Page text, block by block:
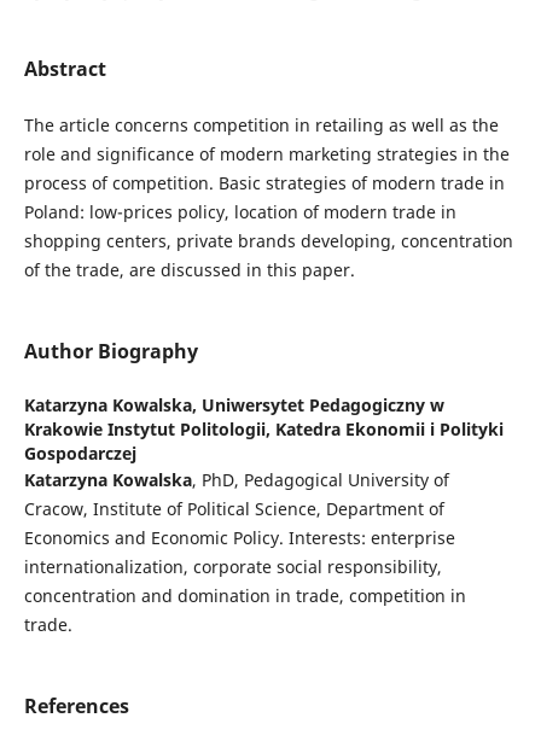
Abstract
The article concerns competition in retailing as well as the
role and significance of modern marketing strategies in the
process of competition. Basic strategies of modern trade in
Poland: low-prices policy, location of modern trade in
shopping centers, private brands developing, concentration
of the trade, are discussed in this paper.
Author Biography
Katarzyna Kowalska, Uniwersytet Pedagogiczny w
Krakowie Instytut Politologii, Katedra Ekonomii i Polityki
Gospodarczej
Katarzyna Kowalska, PhD, Pedagogical University of
Cracow, Institute of Political Science, Department of
Economics and Economic Policy. Interests: enterprise
internationalization, corporate social responsibility,
concentration and domination in trade, competition in
trade.
References